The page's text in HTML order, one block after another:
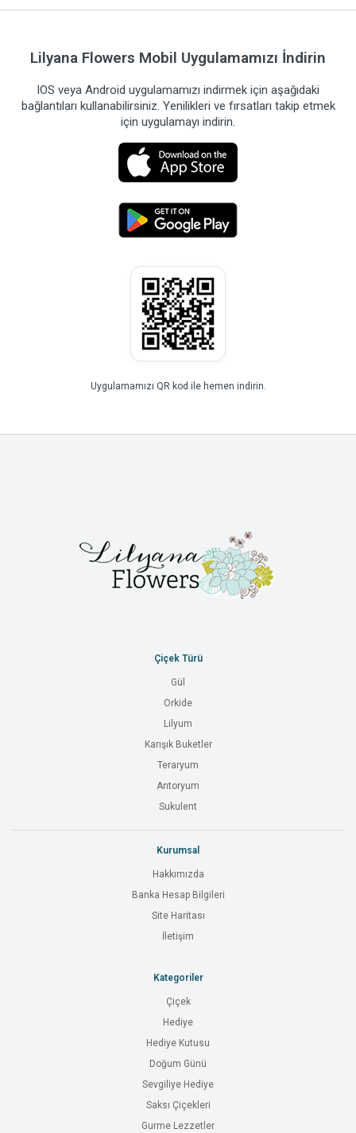
Lilyana Flowers Mobil Uygulamamızı İndirin
IOS veya Android uygulamamızı indirmek için aşağıdaki
bağlantıları kullanabilirsiniz. Yenilikleri ve fırsatları takip etmek
için uygulamayı indirin.
Uygulamamızı QR kod ile hemen indirin.
Çiçek Türü
Gül
Orkide
Lilyum
Karışık Buketler
Teraryum
Antoryum
Sukulent
Kurumsal
Hakkımızda
Banka Hesap Bilgileri
Site Haritası
İletişim
Kategoriler
Çiçek
Hediye
Hediye Kutusu
Doğum Günü
Sevgiliye Hediye
Saksı Çiçekleri
Gurme Lezzetler